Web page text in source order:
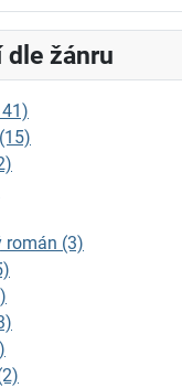
dle žánru
(15)
román (3)